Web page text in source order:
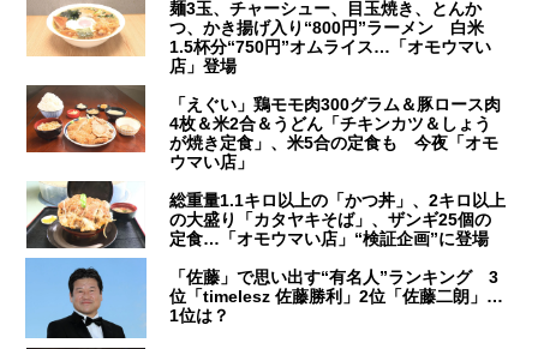
麺3玉、チャーシュー、目玉焼き、とんか
つ、かき揚げ入り“800円”ラーメン 白米
1.5杯分“750円”オムライス…「オモウマい
店」登場
「えぐい」鶏モモ肉300グラム＆豚ロース肉
4枚＆米2合＆うどん「チキンカツ＆しょう
が焼き定食」、米5合の定食も 今夜「オモ
ウマい店」
総重量1.1キロ以上の「かつ丼」、2キロ以上
の大盛り「カタヤキそば」、ザンギ25個の
定食…「オモウマい店」“検証企画”に登場
「佐藤」で思い出す“有名人”ランキング 3
位「timelesz 佐藤勝利」2位「佐藤二朗」…
1位は？